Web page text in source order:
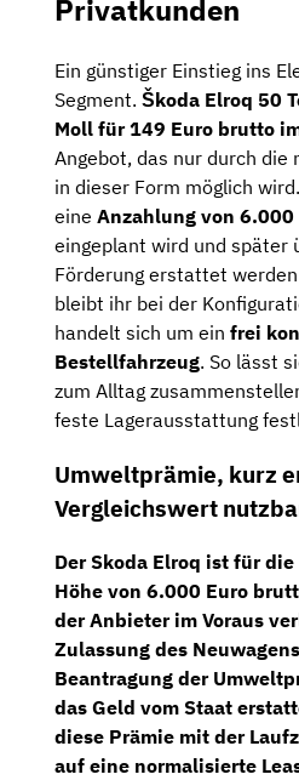
Privatkunden
Ein günstiger Einstieg ins
Segment. Škoda Elroq 50
Moll für 149 Euro brutto
Angebot, das nur durch die
in dieser Form möglich
eine Anzahlung von 6.000
eingeplant wird und später
Förderung erstattet
bleibt ihr bei der
handelt sich um ein frei
Bestellfahrzeug. So lässt
zum Alltag
feste Lagerausstattung
Umweltprämie, kurz
Vergleichswert
Der Skoda Elroq ist für die
Höhe von 6.000 Euro
der Anbieter im Voraus
Zulassung des
Beantragung der
das Geld vom Staat
diese Prämie mit der
auf eine normalisierte